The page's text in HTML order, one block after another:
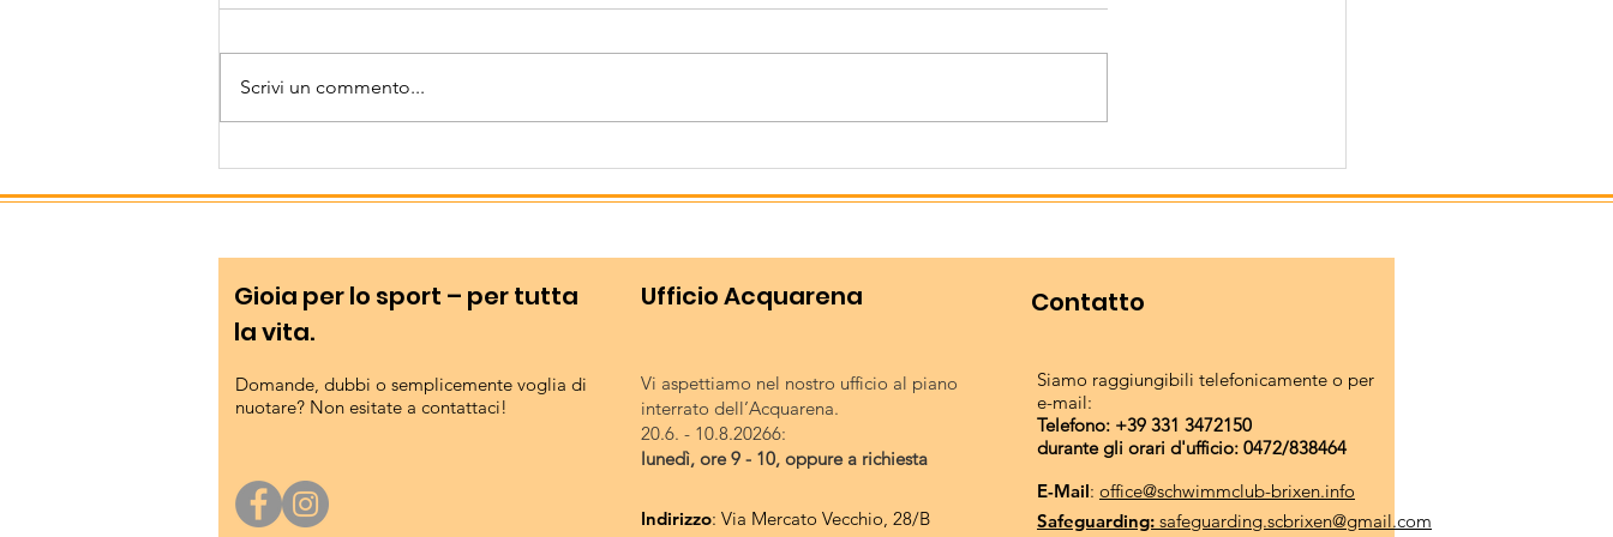
Sei giovani triatleti del
Bressanone Nuoto hanno
distanza sprint, che si è svolto
nelle acque e nei dintorni
Lovadina con il suo Lago Le
provenienti da tutta Italia, di età
compresa tra i 14 e i 19 anni, si so
Chiusura f-estiva della
stagione
Scrivi un commento...
Gioia per lo sport – per tutta
la vita.
Domande, dubbi o semplicemente voglia di
nuotare? Non esitate a contattaci!
Ufficio Acquarena
Vi aspettiamo nel nostro ufficio al piano
interrato dell’Acquarena.
20.6. - 10.8.20266:
lunedì, ore 9 - 10, oppure a richiesta
Indirizzo: Via Mercato Vecchio, 28/B
Contatto
Siamo raggiungibili telefonicamente o per
e-mail:
Telefono: +39 331 3472150
durante gli orari d'ufficio: 0472/838464
E-Mail: office@schwimmclub-brixen.info
Safeguarding: safeguarding.scbrixen@gmail.com